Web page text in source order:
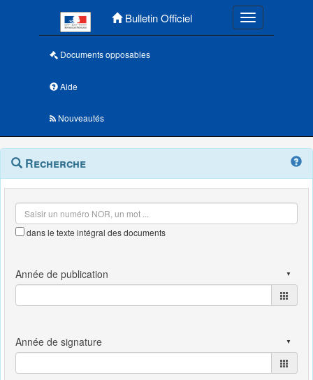
Bulletin Officiel Toggle
Documents opposables
Aide
Nouveautés
Navigation
outils
Menu
contextuel
Recherche
dans le texte intégral des documents